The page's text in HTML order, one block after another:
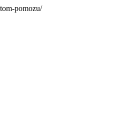
pomozu/